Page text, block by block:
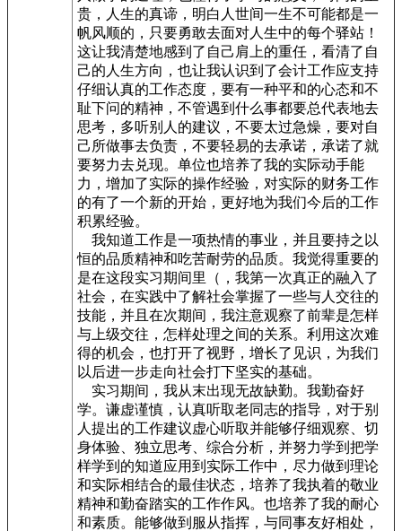
贵，人生的真谛，明白人世间一生不可能都是一
帆风顺的，只要勇敢去面对人生中的每个驿站！
这让我清楚地感到了自己肩上的重任，看清了自
己的人生方向，也让我认识到了会计工作应支持
仔细认真的工作态度，要有一种平和的心态和不
耻下问的精神，不管遇到什么事都要总代表地去
思考，多听别人的建议，不要太过急燥，要对自
己所做事去负责，不要轻易的去承诺，承诺了就
要努力去兑现。单位也培养了我的实际动手能
力，增加了实际的操作经验，对实际的财务工作
的有了一个新的开始，更好地为我们今后的工作
积累经验。
我知道工作是一项热情的事业，并且要持之以
恒的品质精神和吃苦耐劳的品质。我觉得重要的
是在这段实习期间里（，我第一次真正的融入了
社会，在实践中了解社会掌握了一些与人交往的
技能，并且在次期间，我注意观察了前辈是怎样
与上级交往，怎样处理之间的关系。利用这次难
得的机会，也打开了视野，增长了见识，为我们
以后进一步走向社会打下坚实的基础。
实习期间，我从末出现无故缺勤。我勤奋好
学。谦虚谨慎，认真听取老同志的指导，对于别
人提出的工作建议虚心听取并能够仔细观察、切
身体验、独立思考、综合分析，并努力学到把学
样学到的知道应用到实际工作中，尽力做到理论
和实际相结合的最佳状态，培养了我执着的敬业
精神和勤奋踏实的工作作风。也培养了我的耐心
和素质。能够做到服从指挥，与同事友好相处，